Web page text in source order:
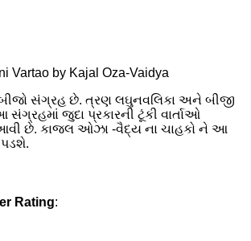
Vartao by Kajal Oza-Vaidya
સંગ્રહ છે. ત્રણ લઘુનવલિકા અને બીજી
સંગ્રહમાં જુદા પ્રકારની ટૂંકી વાર્તાઓ
આવી છે. કાજલ ઓઝા -વૈદ્ય ના ચાહકો ને આ
Rating: